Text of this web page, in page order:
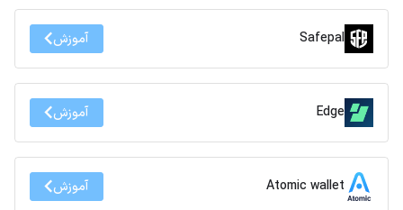
Safepal آموزش
Edge آموزش
Atomic wallet آموزش